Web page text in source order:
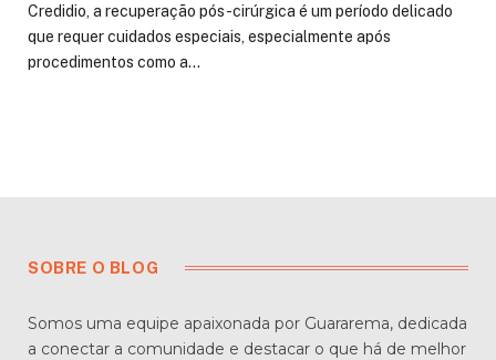
Credidio, a recuperação pós-cirúrgica é um período delicado
que requer cuidados especiais, especialmente após
procedimentos como a…
SOBRE O BLOG
Somos uma equipe apaixonada por Guararema, dedicada
a conectar a comunidade e destacar o que há de melhor